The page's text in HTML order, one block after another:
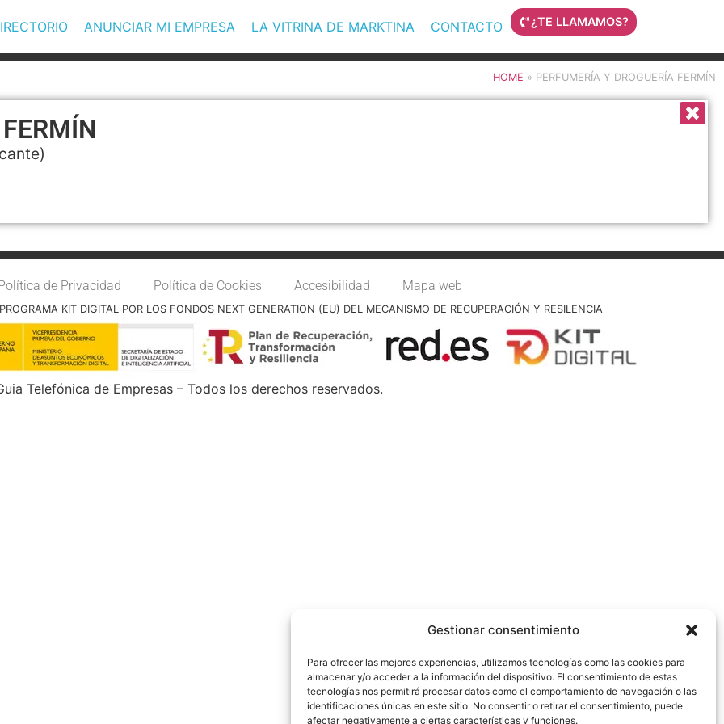
Gestionar consentimiento
Para ofrecer las mejores experiencias, utilizamos tecnologías como las cookies para
almacenar y/o acceder a la información del dispositivo. El consentimiento de estas
tecnologías nos permitirá procesar datos como el comportamiento de navegación o las
identificaciones únicas en este sitio. No consentir o retirar el consentimiento, puede
afectar negativamente a ciertas características y funciones.
ANUNCIAR MI EMPRESA LA VITRINA DE MARKTINA CONTACTO ¿TE LLAMAMOS?
HOME » PERFUMERÍA Y DROGUERÍA FERMÍN
de Privacidad Política de Cookies Accesibilidad Mapa web
KIT DIGITAL POR LOS FONDOS NEXT GENERATION (EU) DEL MECANISMO DE RECUPERACIÓN Y RESILENCIA
Telefónica de Empresas – Todos los derechos reservados.